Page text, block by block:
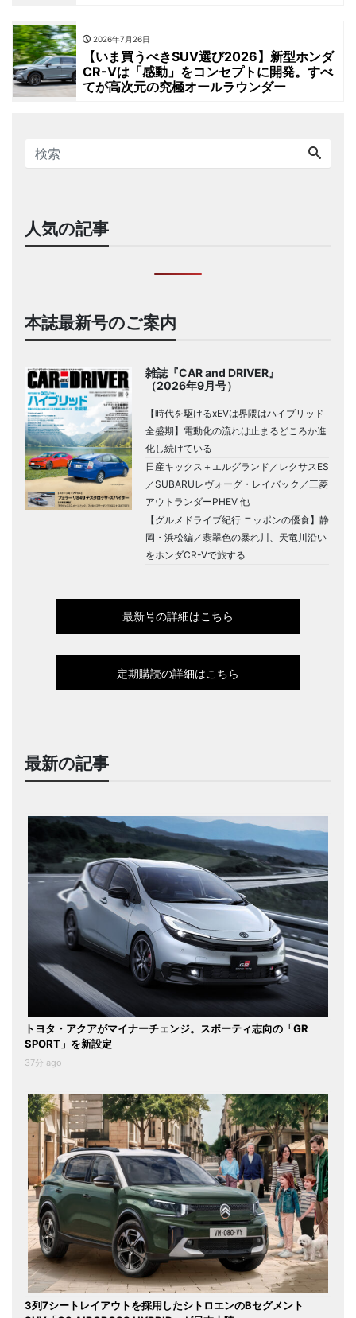
2026年7月26日
【いま買うべきSUV選び2026】新型ホンダ
CR-Vは「感動」をコンセプトに開発。すべ
てが高次元の究極オールラウンダー
人気の記事
本誌最新号のご案内
雑誌『CAR and DRIVER』
（2026年9月号）
【時代を駆けるxEVは界隈はハイブリッド
全盛期】電動化の流れは止まるどころか進
化し続けている
日産キックス＋エルグランド／レクサスES
／SUBARUレヴォーグ・レイバック／三菱
アウトランダーPHEV 他
【グルメドライブ紀行 ニッポンの優食】静
岡・浜松編／翡翠色の暴れ川、天竜川沿い
をホンダCR-Vで旅する
最新号の詳細はこちら
定期購読の詳細はこちら
最新の記事
トヨタ・アクアがマイナーチェンジ。スポーティ志向の「GR
SPORT」を新設定
37分 ago
3列7シートレイアウトを採用したシトロエンのBセグメント